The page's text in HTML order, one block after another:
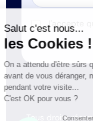
Section
J'accepte
Tous droits
Salut c'est nous...
les Cookies !
On a attendu d'être
avant de vous
pendant votre visite...
C'est OK pour vous ?